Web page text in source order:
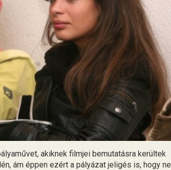
akiknek filmjei bemutatásra kerültek
ám éppen ezért a pályázat jeligés is, hogy ne